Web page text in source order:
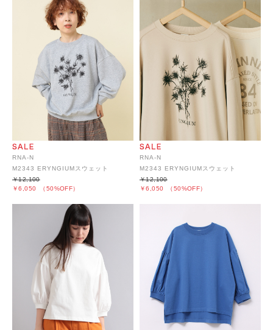
RNA-N
M2343 ERYNGIUMスウェット
￥6,050 （50%OFF）
￥12,100
RNA-N
M2343 ERYNGIUMスウェット
￥6,050 （50%OFF）
￥12,100